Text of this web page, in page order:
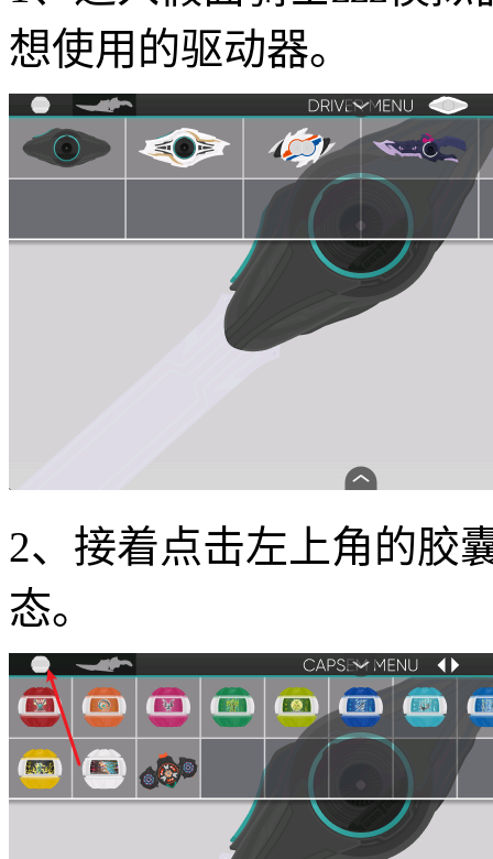
想使用的驱动器。
2、接着点击左上角的胶
态。